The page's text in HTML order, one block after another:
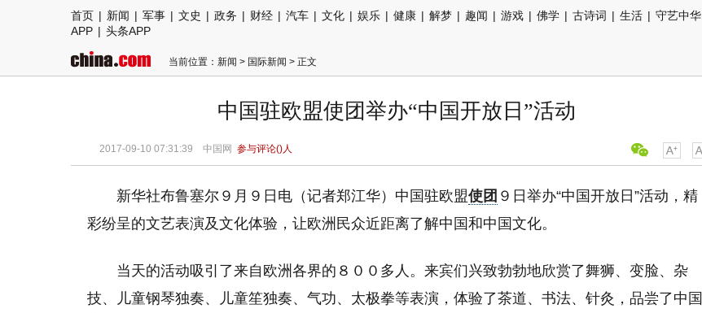
首页 | 新闻 | 军事 | 文史 | 政务 | 财经 | 汽车 | 文化 | 娱乐 | 健康 | 解梦 | 趣闻 | 游戏 | 佛学 | 古诗词 | 生活 | 守艺中华
APP | 头条APP
当前位置： 新闻 > 国际新闻 > 正文
中国驻欧盟使团举办“中国开放日”活动
2017-09-10 07:31:39 中国网 参与评论()人
新华社布鲁塞尔９月９日电（记者郑江华）中国驻欧盟使团 ９日举办“中国开放日”活动，精
彩纷呈的文艺表演及文化体验，让欧洲民众近距离了解中国和中国文化。
当天的活动吸引了来自欧洲各界的８００多人。来宾们兴致勃勃地欣赏了舞狮、变脸、杂
技、儿童钢琴独奏、儿童笙独奏、气功、太极拳等表演，体验了茶道、书法、针灸，品尝了中国